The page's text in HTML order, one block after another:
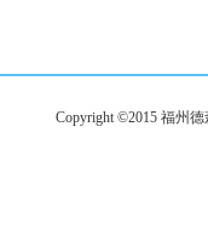
Copyright ©2015 福州